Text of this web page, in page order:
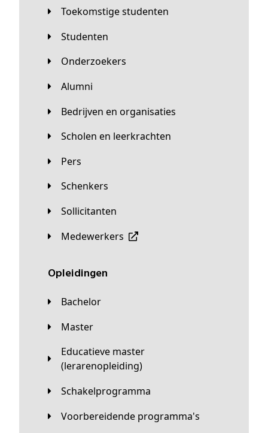
Toekomstige studenten
Studenten
Onderzoekers
Alumni
Bedrijven en organisaties
Scholen en leerkrachten
Pers
Schenkers
Sollicitanten
Medewerkers
Opleidingen
Bachelor
Master
Educatieve master
(lerarenopleiding)
Schakelprogramma
Voorbereidende programma's